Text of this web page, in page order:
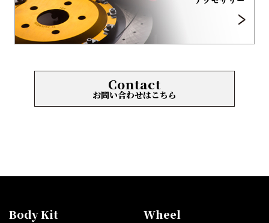
Contact
お問い合わせはこちら
Body Kit Wheel